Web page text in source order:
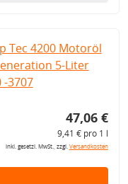
Tec 4200 Motoröl
5-Liter
-3707
47,06 €
9,41 € pro 1 l
inkl. gesetzl. MwSt., zzgl.Versandkosten